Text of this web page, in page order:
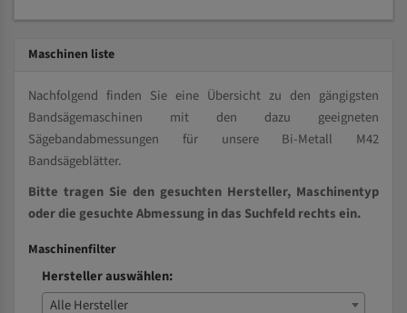
Maschinen liste
Nachfolgend finden Sie eine Übersicht zu den gängigsten
Bandsägemaschinen mit den dazu geeigneten
Sägebandabmessungen für unsere Bi-Metall M42
Bandsägeblätter.
Bitte tragen Sie den gesuchten Hersteller, Maschinentyp
oder die gesuchte Abmessung in das Suchfeld rechts ein.
Maschinenfilter
Hersteller auswählen:
Alle Hersteller